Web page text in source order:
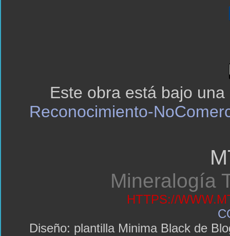
Este obra está bajo una
Reconocimiento-
Mineralogía
HTTPS://
Diseño: plantilla Minima Black de